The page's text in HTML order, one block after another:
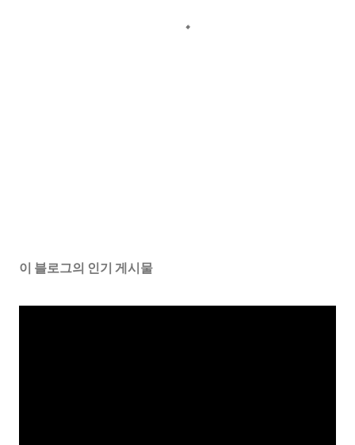
이 블로그의 인기 게시물